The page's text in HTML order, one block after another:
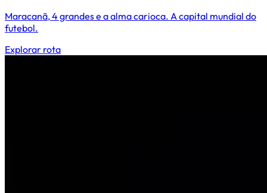
Maracanã, 4 grandes e a alma carioca. A capital mundial do
futebol.
Explorar rota